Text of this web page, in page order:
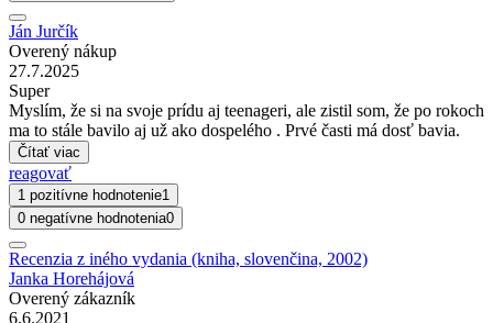
Ján Jurčík
Overený nákup
27.7.2025
Super
Myslím, že si na svoje prídu aj teenageri, ale zistil som, že po rokoch
ma to stále bavilo aj už ako dospelého . Prvé časti má dosť bavia.
Čítať viac
reagovať
1 pozitívne hodnotenie1
0 negatívne hodnotenia0
Recenzia z iného vydania (kniha, slovenčina, 2002)
Janka Horehájová
Overený zákazník
6.6.2021